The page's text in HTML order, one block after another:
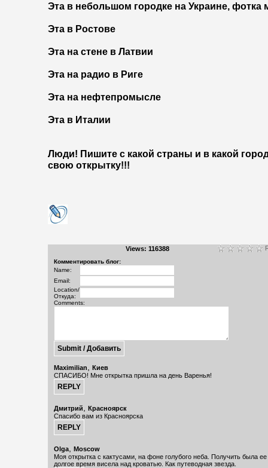
Эта в небольшом городке на Украине, фотка
Эта в Ростове
Эта на стене в Латвии
Эта на радио в Риге
Эта на нефтепромысле
Эта в Италии
Люди! Пишите с какой страны и в какой
свою открытку!!!
Views: 116388
Комментировать блог:
Name:
Email:
Location/
Откуда:
Comments:
Maximilian, Киев
СПАСИБО! Мне открытка пришла на день Варенья!
Дмитрий, Красноярск
Спасибо вам из Красноярска
Olga, Moscow
Моя открытка с кактусами, на фоне голубого неба. Получить была
долгое время висела над кроватью. Как путеводная звезда.